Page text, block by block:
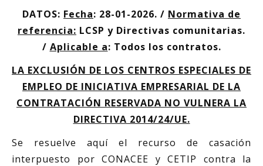
DATOS: Fecha: 28-01-2026. / Normativa de
referencia: LCSP y Directivas comunitarias.
/ Aplicable a: Todos los contratos.
LA EXCLUSIÓN DE LOS CENTROS ESPECIALES DE
EMPLEO DE INICIATIVA EMPRESARIAL DE LA
CONTRATACIÓN RESERVADA NO VULNERA LA
DIRECTIVA 2014/24/UE.
Se resuelve aquí el recurso de casación
interpuesto por CONACEE y CETIP contra la